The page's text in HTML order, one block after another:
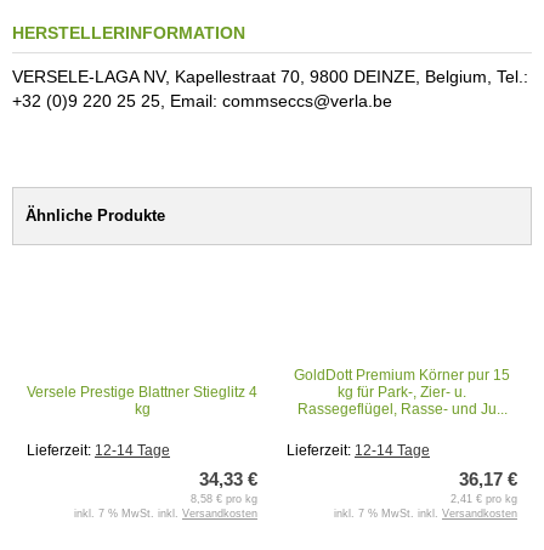
HERSTELLERINFORMATION
VERSELE-LAGA NV, Kapellestraat 70, 9800 DEINZE, Belgium, Tel.:
+32 (0)9 220 25 25, Email: commseccs@verla.be
Ähnliche Produkte
Versele Prestige Blattner Stieglitz 4
kg
Lieferzeit: 12-14 Tage
34,33 €
8,58 € pro kg
inkl. 7 % MwSt. inkl. Versandkosten
GoldDott Premium Körner pur 15
kg für Park-, Zier- u.
Rassegeflügel, Rasse- und Ju...
Lieferzeit: 12-14 Tage
36,17 €
2,41 € pro kg
inkl. 7 % MwSt. inkl. Versandkosten